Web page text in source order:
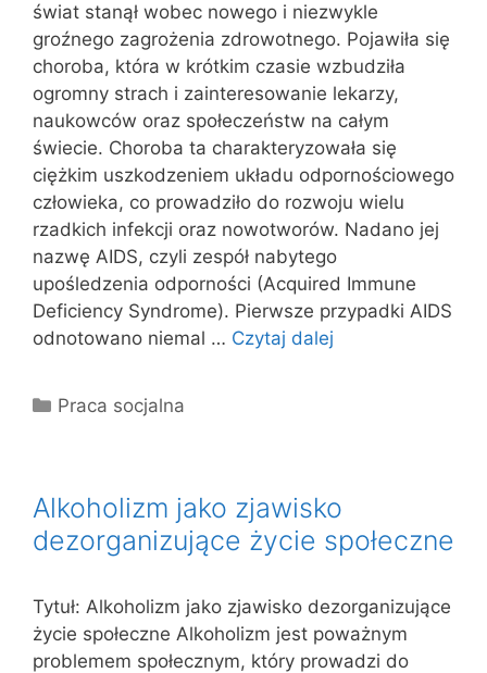
świat stanął wobec nowego i niezwykle
groźnego zagrożenia zdrowotnego. Pojawiła się
choroba, która w krótkim czasie wzbudziła
ogromny strach i zainteresowanie lekarzy,
naukowców oraz społeczeństw na całym
świecie. Choroba ta charakteryzowała się
ciężkim uszkodzeniem układu odpornościowego
człowieka, co prowadziło do rozwoju wielu
rzadkich infekcji oraz nowotworów. Nadano jej
nazwę AIDS, czyli zespół nabytego
upośledzenia odporności (Acquired Immune
Deficiency Syndrome). Pierwsze przypadki AIDS
odnotowano niemal … Czytaj dalej
Kategorie
Praca socjalna
Alkoholizm jako zjawisko
dezorganizujące życie społeczne
Tytuł: Alkoholizm jako zjawisko dezorganizujące
życie społeczne Alkoholizm jest poważnym
problemem społecznym, który prowadzi do